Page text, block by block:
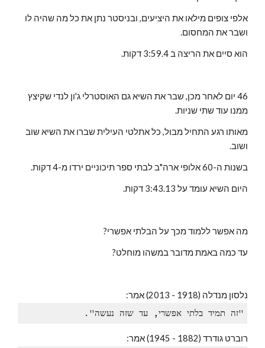
ושבר את המחסום.
הוא סיים את הריצה ב 3:59.4 דקות.
ממנו עוד שתי שניות.
ושוב.
בשנות ה-60 אלופי ארה"ב לבתי ספר תיכוניים ירדו מ-4 דקות.
היום השיא עומד על 3:43.13 דקות.
מה אפשר ללמוד מכך על הבלתי אפשרי?
עד כמה באמת מדובר במשהו מוחלט?
נלסון מנדלה (1918 - 2013) אמר:
"זה תמיד בלתי אפשרי, עד שזה נעשה".
רוברט גודרד (1882 - 1945) אמר: